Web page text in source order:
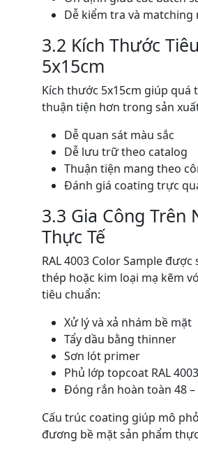
Dễ kiểm tra và matching
3.2 Kích Thước
5x15cm
Kích thước 5x15cm giúp quá
thuận tiện hơn trong sản
Dễ quan sát màu sắc
Dễ lưu trữ theo catalog
Thuận tiện mang theo
Đánh giá coating trực
3.3 Gia Công Trên
Thực Tế
RAL 4003 Color Sample
thép hoặc kim loại mạ kẽm
tiêu chuẩn:
Xử lý và xả nhám bề mặt
Tẩy dầu bằng thinner
Sơn lót primer
Phủ lớp topcoat RAL 4003
Đóng rắn hoàn toàn 48 –
Cấu trúc coating giúp mô
đương bề mặt sản phẩm